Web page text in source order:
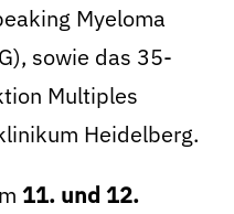
Myeloma
sowie das 35-
Multiples
Heidelberg.
11. und 12.